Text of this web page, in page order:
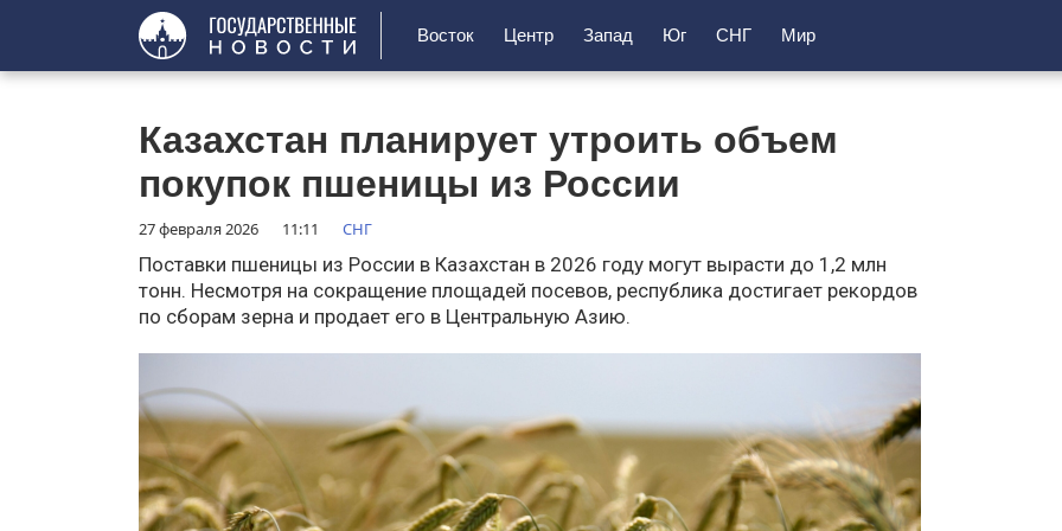
Восток Центр Запад Юг СНГ Мир
Казахстан планирует утроить объем
покупок пшеницы из России
27 февраля 2026 11:11 СНГ
Поставки пшеницы из России в Казахстан в 2026 году могут вырасти до 1,2 млн
тонн. Несмотря на сокращение площадей посевов, республика достигает рекордов
по сборам зерна и продает его в Центральную Азию.